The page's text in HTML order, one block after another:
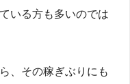
いる方も多いのでは
、その稼ぎぶりにも